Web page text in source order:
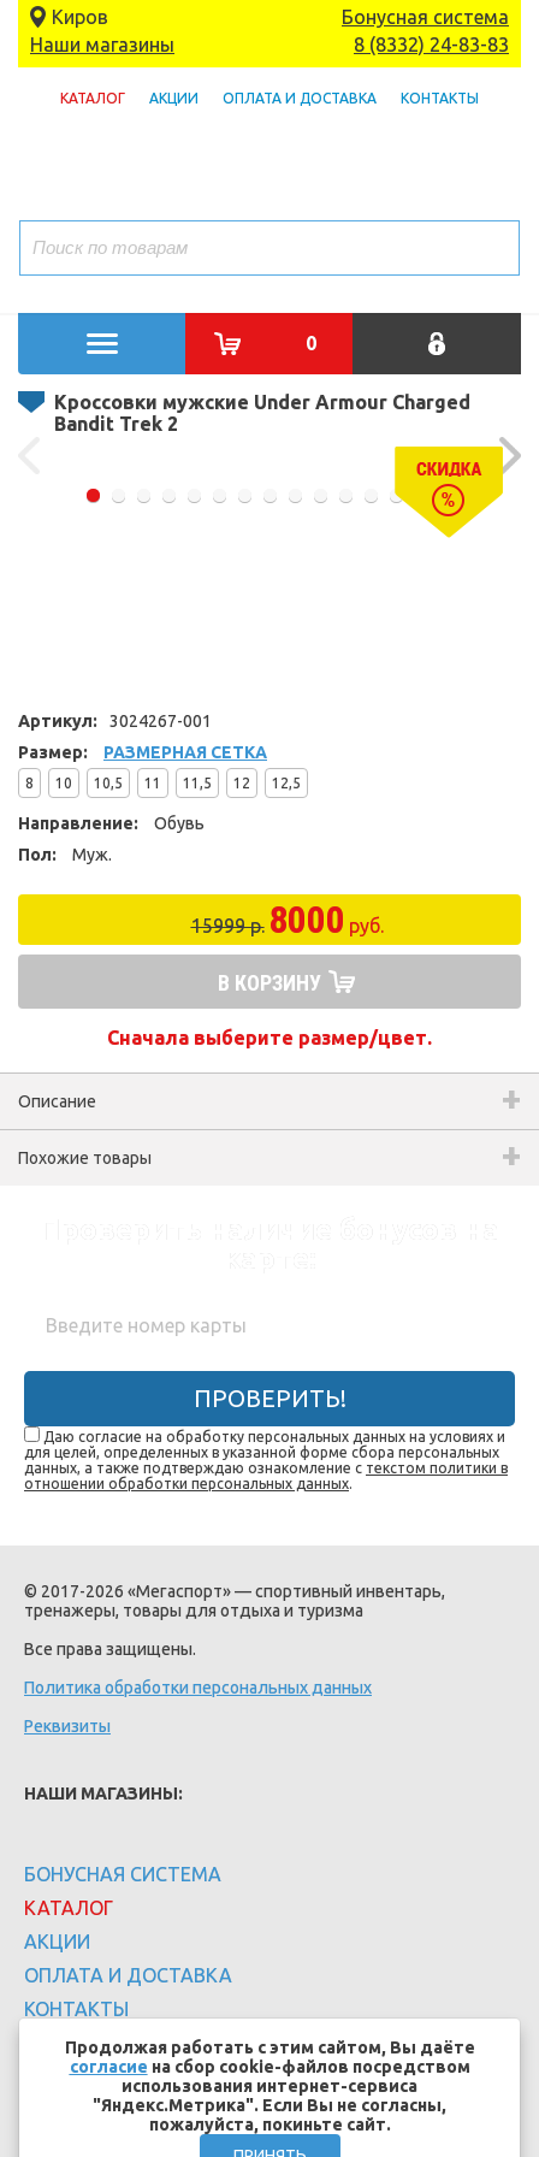
Киров
Наши магазины
Бонусная система
8 (8332) 24-83-83
КАТАЛОГ АКЦИИ ОПЛАТА И ДОСТАВКА КОНТАКТЫ
0
Кроссовки мужские Under Armour Charged
Bandit Trek 2
Артикул:
3024267-001
Размер:
РАЗМЕРНАЯ СЕТКА
8 10 10,5 11 11,5 12 12,5
Направление:
Обувь
Пол:
Муж.
15999 р. 8000 руб.
В КОРЗИНУ
Сначала выберите размер/цвет.
Описание
Похожие товары
ПРОВЕРИТЬ!
Даю согласие на обработку персональных данных на условиях и
для целей, определенных в указанной форме сбора персональных
данных, а также подтверждаю ознакомление с текстом политики в
отношении обработки персональных данных.
© 2017-2026 «Мегаспорт» — спортивный инвентарь,
тренажеры, товары для отдыха и туризма
Все права защищены.
Политика обработки персональных данных
Реквизиты
НАШИ МАГАЗИНЫ:
БОНУСНАЯ СИСТЕМА
КАТАЛОГ
АКЦИИ
ОПЛАТА И ДОСТАВКА
КОНТАКТЫ
Создание сайтов - EFFECT.SU
Продолжая работать с этим сайтом, Вы даёте
согласие на сбор cookie-файлов посредством
использования интернет-сервиса
"Яндекс.Метрика". Если Вы не согласны,
пожалуйста, покиньте сайт.